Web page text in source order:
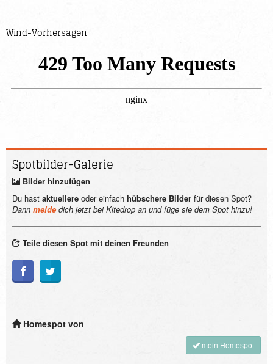
Wind-Vorhersagen
Spotbilder-Galerie
Bilder hinzufügen
Du hast aktuellere oder einfach hübschere Bilder für diesen Spot?
Dann melde dich jetzt bei Kitedrop an und füge sie dem Spot hinzu!
Teile diesen Spot mit deinen Freunden
Homespot von
mein Homespot